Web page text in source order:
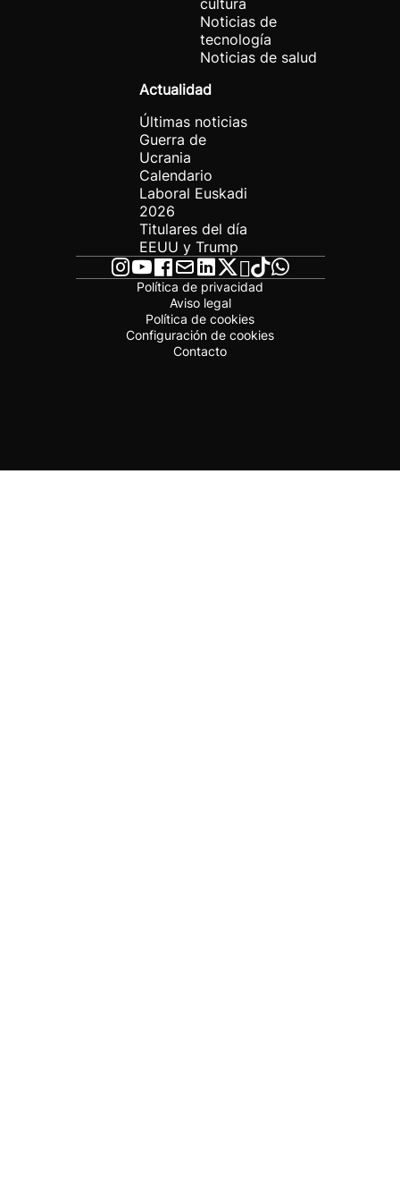
cultura
Noticias de
tecnología
Noticias de salud
Actualidad
Últimas noticias
Guerra de
Ucrania
Calendario
Laboral Euskadi
2026
Titulares del día
EEUU y Trump
Política de privacidad
Aviso legal
Política de cookies
Configuración de cookies
Contacto